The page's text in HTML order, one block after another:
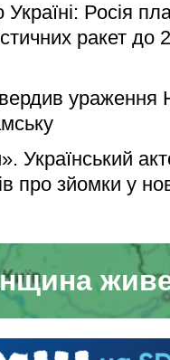
Росія
ракет до
ураження
Український
про зйомки у